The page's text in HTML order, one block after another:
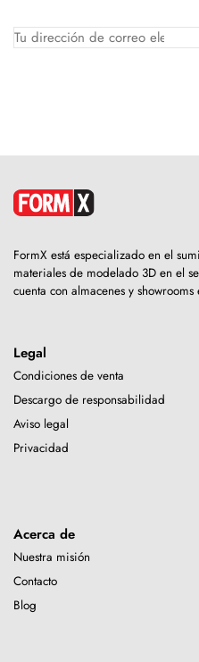
FormX está especializado en el
materiales de modelado 3D en el
cuenta con almacenes y
Legal
Condiciones de venta
Descargo de responsabilidad
Aviso legal
Privacidad
Acerca de
Nuestra misión
Contacto
Blog